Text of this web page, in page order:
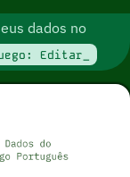
dados no
Editar_